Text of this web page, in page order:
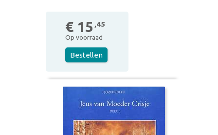
€ 15 ,45
Op voorraad
Bestellen